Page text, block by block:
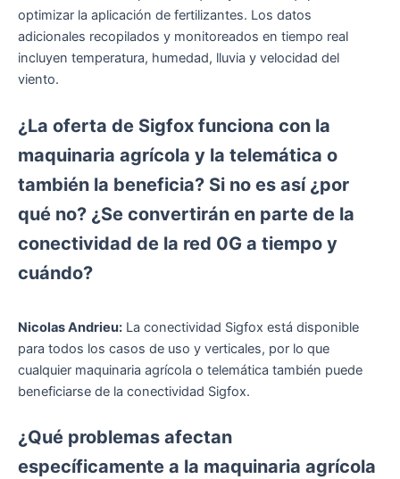
optimizar la aplicación de fertilizantes. Los datos
adicionales recopilados y monitoreados en tiempo real
incluyen temperatura, humedad, lluvia y velocidad del
viento.
¿La oferta de Sigfox funciona con la
maquinaria agrícola y la telemática o
también la beneficia? Si no es así ¿por
qué no? ¿Se convertirán en parte de la
conectividad de la red 0G a tiempo y
cuándo?
Nicolas Andrieu: La conectividad Sigfox está disponible
para todos los casos de uso y verticales, por lo que
cualquier maquinaria agrícola o telemática también puede
beneficiarse de la conectividad Sigfox.
¿Qué problemas afectan
específicamente a la maquinaria agrícola